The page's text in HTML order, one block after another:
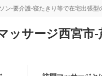
ン-要介護-寝たきり等で在宅出張型
ッサージ西宮市-